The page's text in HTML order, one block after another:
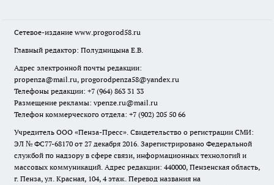
Сетевое-издание www.progorod58.ru
Главный редактор: Полудницына Е.В.
Адрес электронной почты редакции:
propenza@mail.ru, progorodpenza58@yandex.ru
Телефоны редакции: +7 (964) 863 31 33
Размещение рекламы: vpenze.ru@mail.ru
Телефон коммерческого отдела: +7 (902) 205 50 66
Учредитель ООО «Пенза-Пресс». Свидетельство о регистрации СМИ:
ЭЛ № ФС77-68170 от 27 декабря 2016. Зарегистрировано Федеральной
службой по надзору в сфере связи, информационных технологий и
массовых коммуникаций. Адрес редакции: 440000, Пензенская область,
г. Пенза, ул. Красная, 104, 4 этаж. Перевод названия на